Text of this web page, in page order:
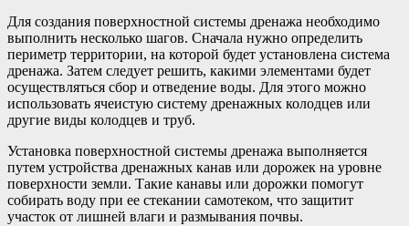
Для создания поверхностной системы дренажа необходимо
выполнить несколько шагов. Сначала нужно определить
периметр территории, на которой будет установлена система
дренажа. Затем следует решить, какими элементами будет
осуществляться сбор и отведение воды. Для этого можно
использовать ячеистую систему дренажных колодцев или
другие виды колодцев и труб.
Установка поверхностной системы дренажа выполняется
путем устройства дренажных канав или дорожек на уровне
поверхности земли. Такие канавы или дорожки помогут
собирать воду при ее стекании самотеком, что защитит
участок от лишней влаги и размывания почвы.